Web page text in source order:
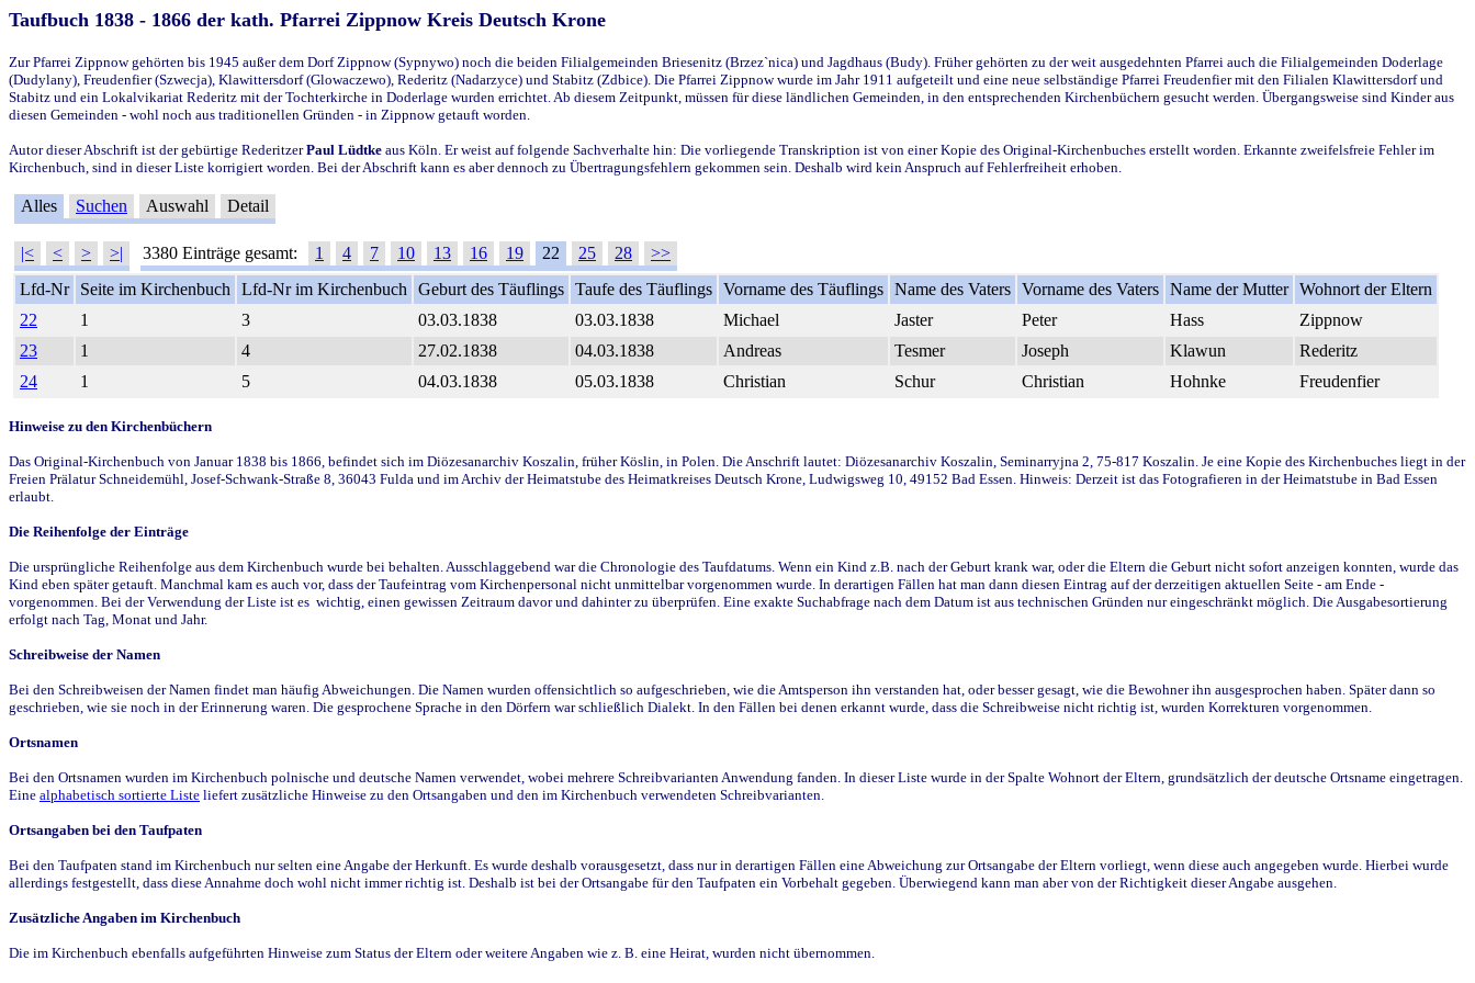
Taufbuch 1838 - 1866 der kath. Pfarrei Zippnow Kreis Deutsch Krone
Zur Pfarrei Zippnow gehörten bis 1945 außer dem Dorf Zippnow (Sypnywo) noch die beiden Filialgemeinden Briesenitz (Brzez`nica) und Jagdhaus (Budy). Früher gehörten zu der weit ausgedehnten Pfarrei auch die Filialgemeinden Doderlage
(Dudylany), Freudenfier (Szwecja), Klawittersdorf (Glowaczewo), Rederitz (Nadarzyce) und Stabitz (Zdbice). Die Pfarrei Zippnow wurde im Jahr 1911 aufgeteilt und eine neue selbständige Pfarrei Freudenfier mit den Filialen Klawittersdorf und
Stabitz und ein Lokalvikariat Rederitz mit der Tochterkirche in Doderlage wurden errichtet. Ab diesem Zeitpunkt, müssen für diese ländlichen Gemeinden, in den entsprechenden Kirchenbüchern gesucht werden. Übergangsweise sind Kinder aus
diesen Gemeinden - wohl noch aus traditionellen Gründen - in Zippnow getauft worden.
Autor dieser Abschrift ist der gebürtige RederitzerPaul Lüdtke aus Köln. Er weist auf folgende Sachverhalte hin: Die vorliegende Transkription ist von einer Kopie des Original-Kirchenbuches erstellt worden. Erkannte zweifelsfreie Fehler im
Kirchenbuch, sind in dieser Liste korrigiert worden. Bei der Abschrift kann es aber dennoch zu Übertragungsfehlern gekommen sein. Deshalb wird kein Anspruch auf Fehlerfreiheit erhoben.
Alles Suchen Auswahl Detail
|< < > >| 3380 Einträge gesamt: 1 4 7 10 13 16 19 22 25 28
>>
Lfd-Nr
Seite im Kirchenbuch Lfd-Nr im Kirchenbuch Geburt des Täuflings Taufe des Täuflings Vorname des Täuflings Name des Vaters Vorname des Vaters Name der Mutter Wohnort der Eltern
22
1 3 03.03.1838 03.03.1838 Michael Jaster Peter Hass
Zippnow
23
1 4 27.02.1838 04.03.1838 Andreas Tesmer Joseph Klawun
Rederitz
24
1 5 04.03.1838 05.03.1838 Christian Schur Christian Hohnke Freudenfier
Hinweise zu den Kirchenbüchern
Das Original-Kirchenbuch von Januar 1838 bis 1866, befindet sich im Diözesanarchiv Koszalin, früher Köslin, in Polen. Die Anschrift lautet: Diözesanarchiv Koszalin, Seminarryjna 2, 75-817 Koszalin. Je eine Kopie des Kirchenbuches liegt in der
Freien Prälatur Schneidemühl, Josef-Schwank-Straße 8, 36043 Fulda und im Archiv der Heimatstube des Heimatkreises Deutsch Krone, Ludwigsweg 10, 49152 Bad Essen. Hinweis: Derzeit ist das Fotografieren in der Heimatstube in Bad Essen
erlaubt.
Die Reihenfolge der Einträge
Die ursprüngliche Reihenfolge aus dem Kirchenbuch wurde bei behalten. Ausschlaggebend war die Chronologie des Taufdatums. Wenn ein Kind z.B. nach der Geburt krank war, oder die Eltern die Geburt nicht sofort anzeigen konnten, wurde das
Kind eben später getauft. Manchmal kam es auch vor, dass der Taufeintrag vom Kirchenpersonal nicht unmittelbar vorgenommen wurde. In derartigen Fällen hat man dann diesen Eintrag auf der derzeitigen aktuellen Seite - am Ende -
vorgenommen. Bei der Verwendung der Liste ist es wichtig, einen gewissen Zeitraum davor und dahinter zu überprüfen. Eine exakte Suchabfrage nach dem Datum ist aus technischen Gründen nur eingeschränkt möglich. Die Ausgabesortierung
erfolgt nach Tag, Monat und Jahr.
Schreibweise der Namen
Bei den Schreibweisen der Namen findet man häufig Abweichungen. Die Namen wurden offensichtlich so aufgeschrieben, wie die Amtsperson ihn verstanden hat, oder besser gesagt, wie die Bewohner ihn ausgesprochen haben. Später dann so
geschrieben, wie sie noch in der Erinnerung waren. Die gesprochene Sprache in den Dörfern war schließlich Dialekt. In den Fällen bei denen erkannt wurde, dass die Schreibweise nicht richtig ist, wurden Korrekturen vorgenommen.
Ortsnamen
Bei den Ortsnamen wurden im Kirchenbuch polnische und deutsche Namen verwendet, wobei mehrere Schreibvarianten Anwendung fanden. In dieser Liste wurde in der Spalte Wohnort der Eltern, grundsätzlich der deutsche Ortsname eingetragen.
Eine alphabetisch sortierte Liste liefert zusätzliche Hinweise zu den Ortsangaben und den im Kirchenbuch verwendeten Schreibvarianten.
Ortsangaben bei den Taufpaten
Bei den Taufpaten stand im Kirchenbuch nur selten eine Angabe der Herkunft. Es wurde deshalb vorausgesetzt, dass nur in derartigen Fällen eine Abweichung zur Ortsangabe der Eltern vorliegt, wenn diese auch angegeben wurde. Hierbei wurde
allerdings festgestellt, dass diese Annahme doch wohl nicht immer richtig ist. Deshalb ist bei der Ortsangabe für den Taufpaten ein Vorbehalt gegeben. Überwiegend kann man aber von der Richtigkeit dieser Angabe ausgehen.
Zusätzliche Angaben im Kirchenbuch
Die im Kirchenbuch ebenfalls aufgeführten Hinweise zum Status der Eltern oder weitere Angaben wie z. B. eine Heirat, wurden nicht übernommen.